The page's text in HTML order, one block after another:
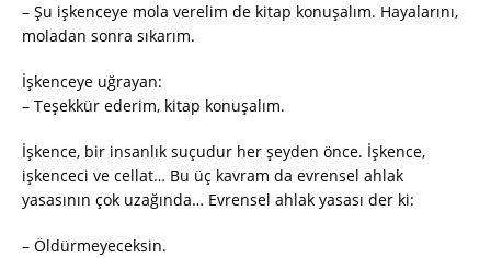
– Şu işkenceye mola verelim de kitap konuşalım. Hayalarını,
moladan sonra sıkarım.
İşkenceye uğrayan:
– Teşekkür ederim, kitap konuşalım.
İşkence, bir insanlık suçudur her şeyden önce. İşkence,
işkenceci ve cellat… Bu üç kavram da evrensel ahlak
yasasının çok uzağında… Evrensel ahlak yasası der ki:
– Öldürmeyeceksin.